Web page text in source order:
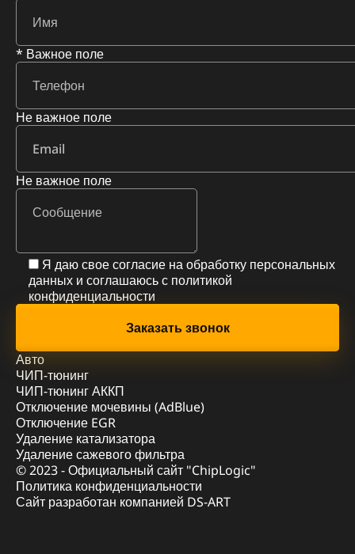
* Важное поле
Не важное поле
Не важное поле
Я даю свое согласие на обработку персональных
данных и соглашаюсь с политикой
конфиденциальности
Авто
ЧИП-тюнинг
ЧИП-тюнинг АККП
Отключение мочевины (AdBlue)
Отключение EGR
Удаление катализатора
Удаление сажевого фильтра
© 2023 - Официальный сайт "ChipLogic"
Политика конфиденциальности
Сайт разработан компанией DS-ART